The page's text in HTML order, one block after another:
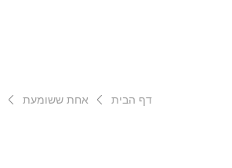
דף הבית אחת ששומעת